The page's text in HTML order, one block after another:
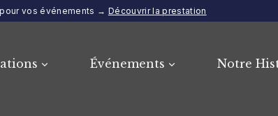
vos événements → Découvrir la prestation
Événements Notre